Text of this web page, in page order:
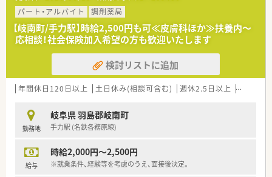
＼＼こんな方におススメ／／
■～キャリアアップ・様々な業務にチャレンジしたい方！～
若手が活躍できる環境があり、頑張った分だけしっかり評価され
る環境です。
■～在宅業務に積極的に取り組みたい方！～
「地域包括ケアシステム」を推進できる薬局として在宅業務に注
力しています。
＼＼働き方について／／
■ワークライフバランスを重視し、月2～3回は週休2.5日となる
ようシフトを調整しています。
す。
パート・アルバイト
調剤薬局
【岐南町/手力駅】時給2,500円も可≪皮膚科ほか≫扶養内～
応相談！社会保険加入希望の方も歓迎いたします
検討リストに追加
年間休日120日以上 土日休み(相談可含む) 週休2.5日以上 週32h以
勤務地
岐阜県 羽島郡岐南町
手力駅 (名鉄各務原線)
給与
時給2,000円～2,500円
※就業条件、経験等を考慮のうえ、面接後決定。